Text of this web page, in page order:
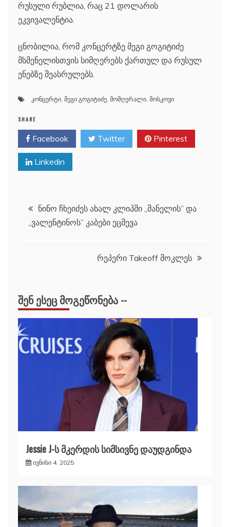
რუსული რუბლია, რაც 21 დოლარის
ეკვივალენტია.
ცნობილია, რომ კონცერტზე მეგი გოგიტიძე
მსმენელისთვის სიმღერებს ქართულ და რუსულ
ენებზე შეასრულებს.
კონცერტი, მეგი გოგიტიძე, მომღერალი, მოსკოვი
SHARE
Facebook Twitter Pinterest
Linkedin
პოსტის
ნავიგაცია
ნინო ჩხეიძეს ახალ კლიპში ,,შანელის” და
,,ვალენტინოს” კაბები ეცმევა
რეპერი Takeoff მოკლეს
ᲨᲔᲜ ᲔᲡᲔᲪ ᲛᲝᲒᲔᲬᲝᲜᲔᲑᲐ --
Jessie J-ს მკერდის სიმსივნე დაუდგინდა
ივნისი 4, 2025